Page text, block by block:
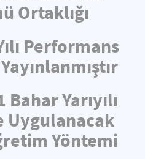
Ortaklığı
Performans
Yarıyılı
Uygulanacak
Yöntemi